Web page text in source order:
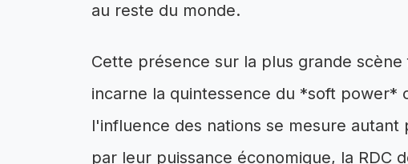
au reste du monde.
Cette présence sur la plus grande
incarne la quintessence du *soft power*
l'influence des nations se mesure
par leur puissance économique, la RDC